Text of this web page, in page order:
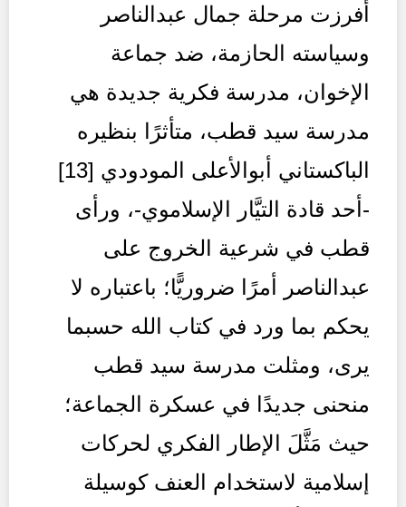
أفرزت مرحلة جمال عبدالناصر
وسياسته الحازمة، ضد جماعة
الإخوان، مدرسة فكرية جديدة هي
مدرسة سيد قطب، متأثرًا بنظيره
الباكستاني أبوالأعلى المودودي [13]
-أحد قادة التيَّار الإسلاموي-، ورأى
قطب في شرعية الخروج على
عبدالناصر أمرًا ضروريًّا؛ باعتباره لا
يحكم بما ورد في كتاب الله حسبما
يرى، ومثلت مدرسة سيد قطب
منحنى جديدًا في عسكرة الجماعة؛
حيث مَثَّلَ الإطار الفكري لحركات
إسلامية لاستخدام العنف كوسيلة